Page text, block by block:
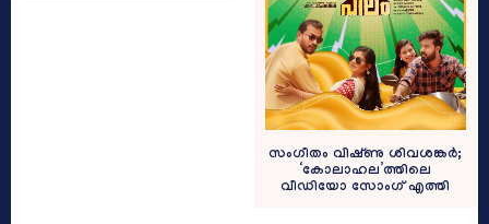
സംഗീതം വിഷ്‍ണു ശിവശങ്കര്‍;
‘കോലാഹല’ത്തിലെ
വീഡിയോ സോംഗ് എത്തി